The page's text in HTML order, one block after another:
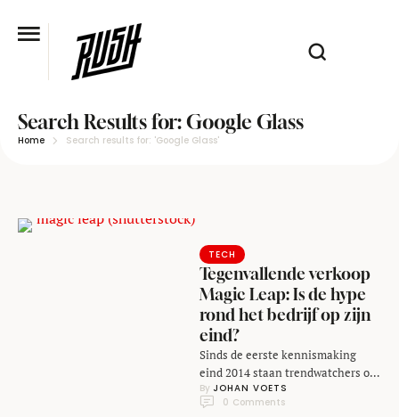
Search Results for: Google Glass
Home Search results for: 'Google Glass'
TECH
Tegenvallende verkoop
Magic Leap: Is de hype
rond het bedrijf op zijn
eind?
Sinds de eerste kennismaking
eind 2014 staan trendwatchers op
de banken voor het Amerikaanse
Magic Leap. Het bedrijf …
By JOHAN VOETS
0 Comments